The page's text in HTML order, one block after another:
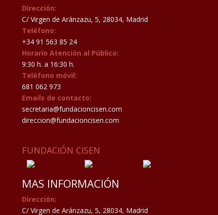
Dirección:
C/ Virgen de Aránzazu, 5, 28034, Madrid
Teléfono:
+34 91 563 85 24
Horario Atención al Público:
9:30 h. a 16:30 h.
Teléfono móvil:
681 062 973
Emails de contacto:
secretaria@fundacioncisen.com
direccion@fundacioncisen.com
FUNDACIÓN CISEN
MAS INFORMACIÓN
Dirección:
C/ Virgen de Aránzazu, 5, 28034, Madrid